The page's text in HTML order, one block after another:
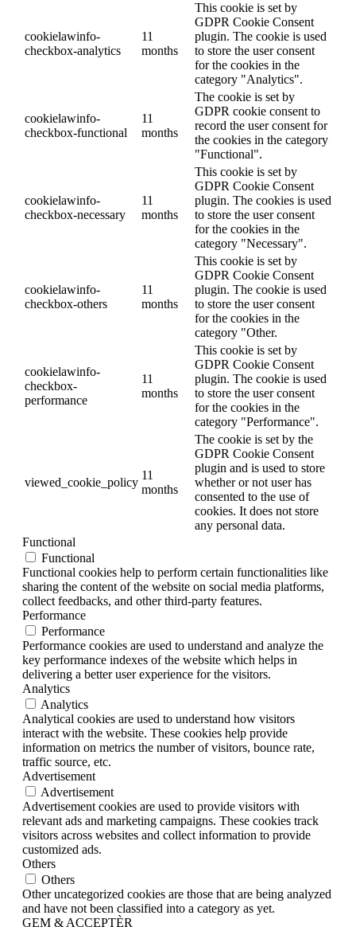
cookielawinfo-
checkbox-analytics
11
months
This cookie is set by
GDPR Cookie Consent
plugin. The cookie is used
to store the user consent
for the cookies in the
category "Analytics".
cookielawinfo-
checkbox-functional
11
months
The cookie is set by
GDPR cookie consent to
record the user consent for
the cookies in the category
"Functional".
cookielawinfo-
checkbox-necessary
11
months
This cookie is set by
GDPR Cookie Consent
plugin. The cookies is used
to store the user consent
for the cookies in the
category "Necessary".
cookielawinfo-
checkbox-others
11
months
This cookie is set by
GDPR Cookie Consent
plugin. The cookie is used
to store the user consent
for the cookies in the
category "Other.
cookielawinfo-
checkbox-
performance
11
months
This cookie is set by
GDPR Cookie Consent
plugin. The cookie is used
to store the user consent
for the cookies in the
category "Performance".
viewed_cookie_policy
11
months
The cookie is set by the
GDPR Cookie Consent
plugin and is used to store
whether or not user has
consented to the use of
cookies. It does not store
any personal data.
Functional
Functional
Functional cookies help to perform certain functionalities like
sharing the content of the website on social media platforms,
collect feedbacks, and other third-party features.
Performance
Performance
Performance cookies are used to understand and analyze the
key performance indexes of the website which helps in
delivering a better user experience for the visitors.
Analytics
Analytics
Analytical cookies are used to understand how visitors
interact with the website. These cookies help provide
information on metrics the number of visitors, bounce rate,
traffic source, etc.
Advertisement
Advertisement
Advertisement cookies are used to provide visitors with
relevant ads and marketing campaigns. These cookies track
visitors across websites and collect information to provide
customized ads.
Others
Others
Other uncategorized cookies are those that are being analyzed
and have not been classified into a category as yet.
GEM & ACCEPTÈR